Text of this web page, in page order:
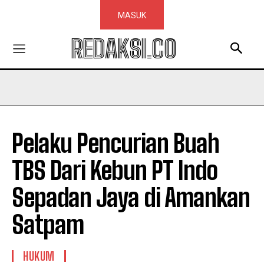
MASUK
REDAKSI.CO
Pelaku Pencurian Buah
TBS Dari Kebun PT Indo
Sepadan Jaya di Amankan
Satpam
HUKUM